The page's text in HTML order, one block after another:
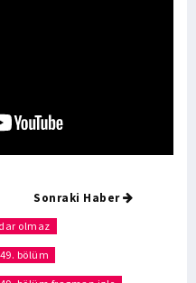
Sonraki Haber
olmaz
bölüm